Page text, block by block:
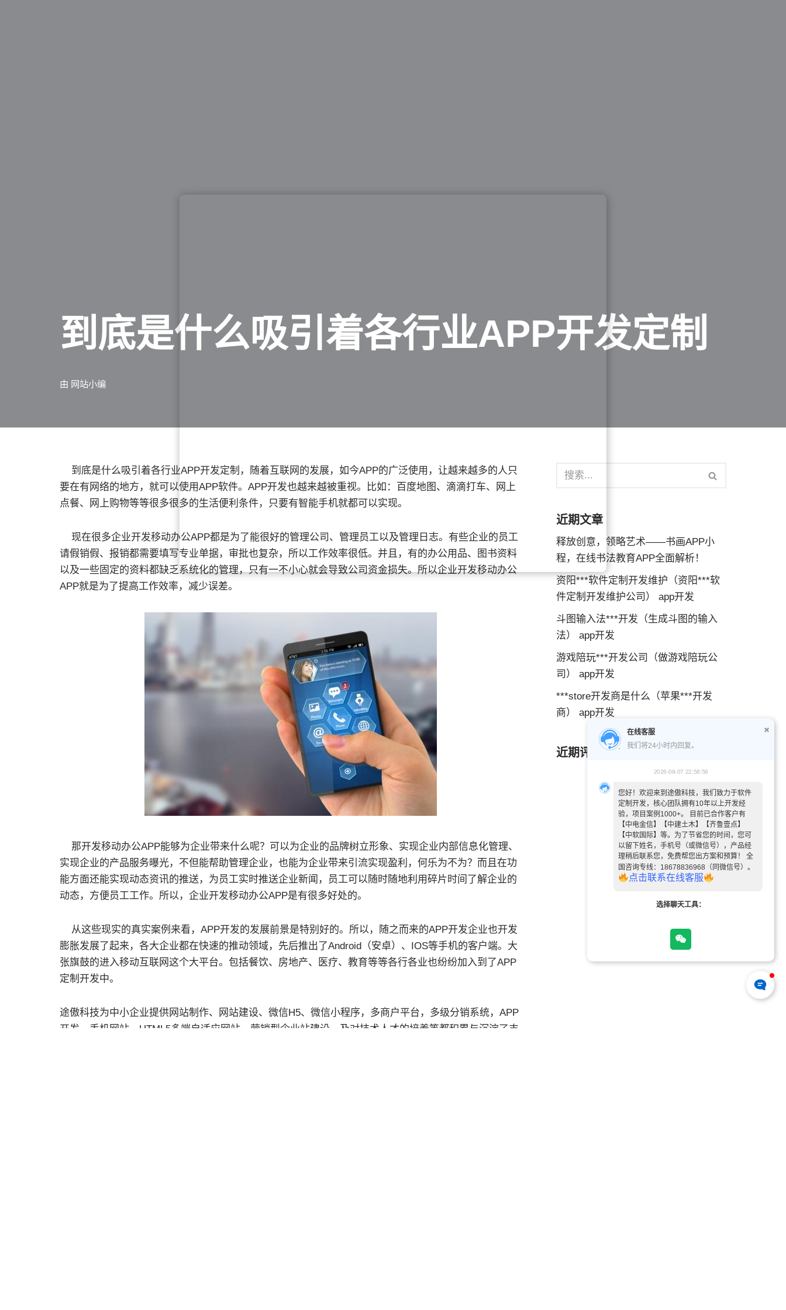
到底是什么吸引着各行业APP开发定制
由 网站小编
到底是什么吸引着各行业APP开发定制，随着互联网的发展，如今APP的广泛使用，让越来越多的人只
要在有网络的地方，就可以使用APP软件。APP开发也越来越被重视。比如：百度地图、滴滴打车、网上
点餐、网上购物等等很多很多的生活便利条件，只要有智能手机就都可以实现。
现在很多企业开发移动办公APP都是为了能很好的管理公司、管理员工以及管理日志。有些企业的员工
请假销假、报销都需要填写专业单据，审批也复杂，所以工作效率很低。并且，有的办公用品、图书资料
以及一些固定的资料都缺乏系统化的管理，只有一不小心就会导致公司资金损失。所以企业开发移动办公
APP就是为了提高工作效率，减少误差。
那开发移动办公APP能够为企业带来什么呢？可以为企业的品牌树立形象、实现企业内部信息化管理、
实现企业的产品服务曝光，不但能帮助管理企业，也能为企业带来引流实现盈利，何乐为不为？而且在功
能方面还能实现动态资讯的推送，为员工实时推送企业新闻，员工可以随时随地利用碎片时间了解企业的
动态，方便员工工作。所以，企业开发移动办公APP是有很多好处的。
从这些现实的真实案例来看，APP开发的发展前景是特别好的。所以，随之而来的APP开发企业也开发
膨胀发展了起来，各大企业都在快速的推动领域，先后推出了Android（安卓）、IOS等手机的客户端。大
张旗鼓的进入移动互联网这个大平台。包括餐饮、房地产、医疗、教育等等各行各业也纷纷加入到了APP
定制开发中。
途傲科技为中小企业提供网站制作、网站建设、微信H5、微信小程序，多商户平台，多级分销系统，APP
开发，手机网站，HTML5多端自适应网站，营销型企业站建设，及对技术人才的培养等都积累与沉淀了丰
近期文章
释放创意，领略艺术——书画APP小
程，在线书法教育APP全面解析！
资阳***软件定制开发维护（资阳***软
件定制开发维护公司） app开发
斗图输入法***开发（生成斗图的输入
法） app开发
游戏陪玩***开发公司（做游戏陪玩公
司） app开发
***store开发商是什么（苹果***开发
商） app开发
近期评论
在线客服
我们将24小时内回复。
2026-08-07 22:58:58
您好！欢迎来到途傲科技，我们致力于软件
定制开发，核心团队拥有10年以上开发经
验，项目案例1000+。 目前已合作客户有
【中电金信】【中建土木】【齐鲁壹点】
【中软国际】等。为了节省您的时间，您可
以留下姓名，手机号（或微信号），产品经
理稍后联系您，免费帮您出方案和预算！ 全
国咨询专线：18678836968（同微信号）。
点击联系在线客服
选择聊天工具：